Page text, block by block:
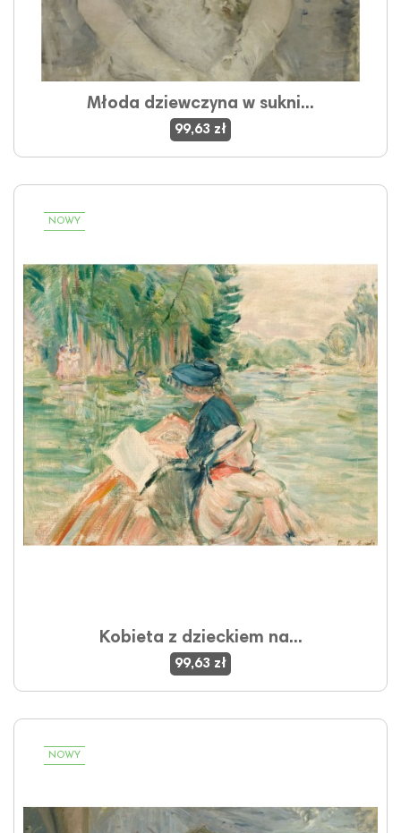
Młoda dziewczyna w sukni...
99,63 zł
NOWY
Kobieta z dzieckiem na...
99,63 zł
NOWY